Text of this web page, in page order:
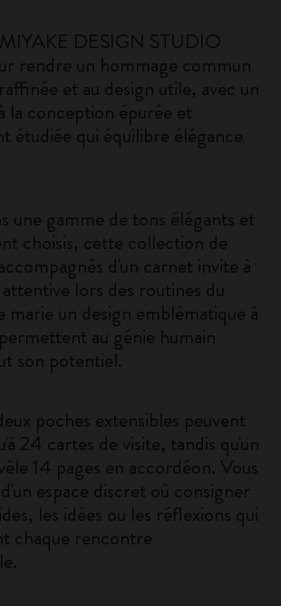
DESIGN STUDIO
rendre un hommage commun
et au design utile, avec un
la conception épurée et
étudiée qui équilibre élégance
une gamme de tons élégants et
choisis, cette collection de
d'un carnet invite à
lors des routines du
marie un design emblématique à
au génie humain
son potentiel.
poches extensibles peuvent
24 cartes de visite, tandis qu'un
14 pages en accordéon. Vous
espace discret où consigner
les idées ou les réflexions qui
chaque rencontre